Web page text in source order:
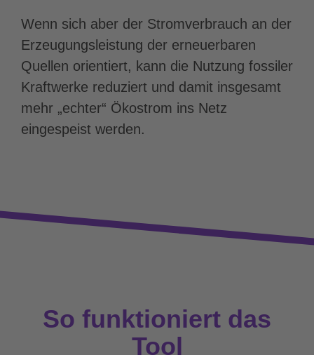
Wenn sich aber der Stromverbrauch an der
Erzeugungsleistung der erneuerbaren
Quellen orientiert, kann die Nutzung fossiler
Kraftwerke reduziert und damit insgesamt
mehr „echter“ Ökostrom ins Netz
eingespeist werden.
So funktioniert das
Tool